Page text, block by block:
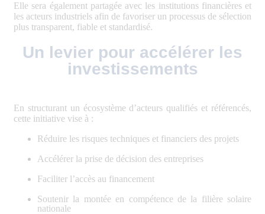
Elle sera également partagée avec les institutions financières et
les acteurs industriels afin de favoriser un processus de sélection
plus transparent, fiable et standardisé.
Un levier pour accélérer les
investissements
En structurant un écosystème d’acteurs qualifiés et référencés,
cette initiative vise à :
Réduire les risques techniques et financiers des projets
Accélérer la prise de décision des entreprises
Faciliter l’accès au financement
Soutenir la montée en compétence de la filière solaire
nationale